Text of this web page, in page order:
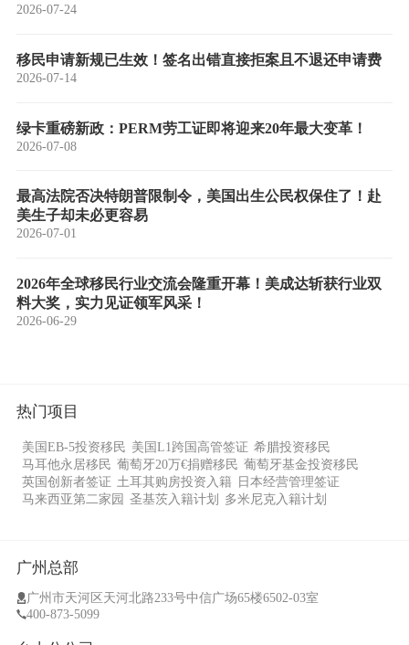
2026-07-24
移民申请新规已生效！签名出错直接拒案且不退还申请费
2026-07-14
绿卡重磅新政：PERM劳工证即将迎来20年最大变革！
2026-07-08
最高法院否决特朗普限制令，美国出生公民权保住了！赴
美生子却未必更容易
2026-07-01
2026年全球移民行业交流会隆重开幕！美成达斩获行业双
料大奖，实力见证领军风采！
2026-06-29
热门项目
美国EB-5投资移民 美国L1跨国高管签证 希腊投资移民
马耳他永居移民 葡萄牙20万€捐赠移民 葡萄牙基金投资移民
英国创新者签证 土耳其购房投资入籍 日本经营管理签证
马来西亚第二家园 圣基茨入籍计划 多米尼克入籍计划
广州总部
广州市天河区天河北路233号中信广场65楼6502-03室
400-873-5099